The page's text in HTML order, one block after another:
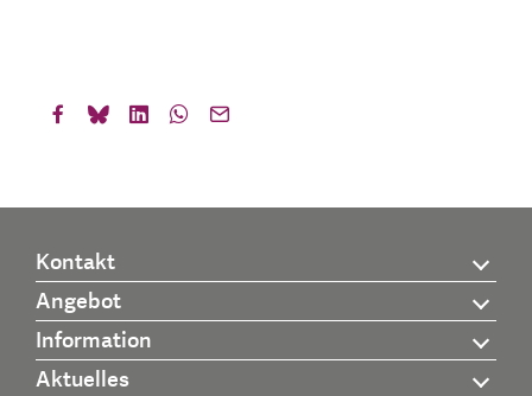
Kontakt
Angebot
Information
Aktuelles